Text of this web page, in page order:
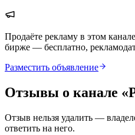
Продаёте рекламу в этом
бирже — бесплатно,
Разместить объявление
Отзывы о канале «
Отзыв нельзя удалить —
ответить на него.